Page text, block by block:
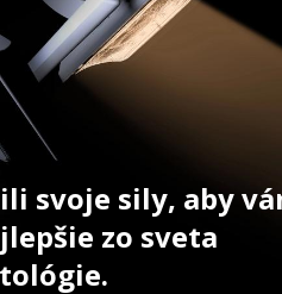
svoje sily, aby
zo sveta